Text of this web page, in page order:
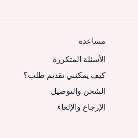
مساعدة
الأسئلة المتكررة
كيف يمكنني تقديم طلب؟
الشحن والتوصيل
الإرجاع والإلغاء